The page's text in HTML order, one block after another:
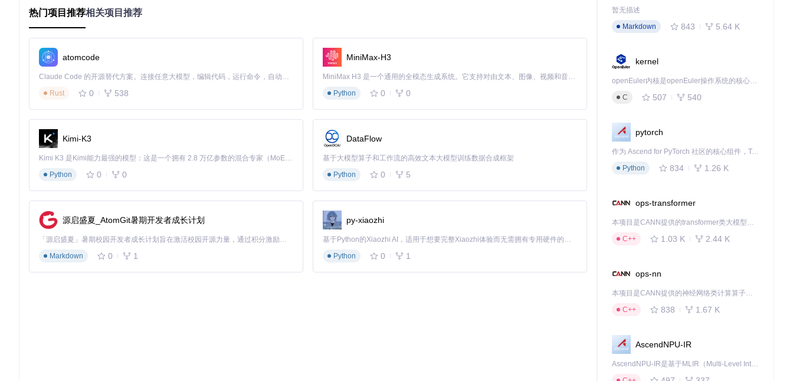
AlphaFold的预测流程可分为四个关键阶段，每个阶段都有明确的输入输出和质量控制节点，确保结果的可靠性与可重复性。
数据准备阶段需要两类核心资源：目标序列与参考数据库。序列文件应为纯文本FASTA格式，数据库则包括UniRef90（进化信息）、MGnify（宏基因组数
据）和PDB（模板结构）。建议通过项目提供的scripts/download_all_data.sh脚本统一获取，该脚本会自动处理数据库格式转换与索引构建。
特征提取阶段是连接序列与模型的桥梁。系统首先使用Jackhmmer和HHblits工具构建MSA，然后通过
特征（如二级结构倾向、溶剂可及性）。这一步的质量直接影响预测精度，建议通过检查MSA深度（理想情况下>1000条序列）和模板覆盖率（>30%）评
结果优化阶段
实现了这一过程，能够减轻预测结构中的空间冲突，优化键长键角等物理参数。精修
前后的结构对比可通过RMSD值评估，通常应小于1Å。
实操小贴士
：预测结果的置信度评估至关重要。pLDDT分数（0-100）反映每个残基的预测可靠性，>90表示高置信度区域；PAE矩阵则显示残基对之
间的位置误差，可用于识别结构域边界。这些指标可通过
alphafold/common/confidence.py 中的函数计算获取。
超越结构预测：AlphaFold的多元化应用场景
AlphaFold的价值远不止于生成结构坐标，其预测结果正在多个研究领域催生创新应用，从基础生物学研究到药物开发都展现出巨大潜力。
药物靶点发现 是最具前景的应用方向之一。通过分析预测结构的表面特征，研究人员可识别潜在的小分子结合口袋。例如，在G蛋白偶联受体（GPCR）
结构中，AlphaFold准确预测了跨膜区域构象，为设计高特异性配体提供了关键信息。实际操作中，可结合PyMOL等工具分析
热门项目推荐相关项目推荐
atomcode
Claude Code 的开源替代方案。连接任意大模型，编辑代码，运行命令，自动验证 — 全自动执行。用 Rust 构建，极致性能。 ｜ An open-source alternative to Claude Code. Connect any LLM, edit code, run commands, and verify changes — autonomously. Built in Rust for speed. Get Started
Rust
0 538
MiniMax-H3
MiniMax H3 是一个通用的全模态生成系统。它支持对由文本、图像、视频和音频组成的多模态上下文进行统一理解，并能生成分辨率高达 2K、时长可达 15 秒的带原生立体声音频的视频。得益于面向任务泛化的系统设计，H3 在预训练阶段就已具备广泛的多模态上下文理解与生成能力，能够出色地执行复杂的多模态指令。
Python
0 0
Kimi-K3
Kimi K3 是Kimi能力最强的模型：这是一个拥有 2.8 万亿参数的混合专家（MoE）模型，具备原生视觉理解能力，并支持 100 万 token 的上下文窗口。
Python
0 0
DataFlow
基于大模型算子和工作流的高效文本大模型训练数据合成框架
Python
0 5
源启盛夏_AtomGit暑期开发者成长计划
「源启盛夏」暑期校园开发者成长计划旨在激活校园开源力量，通过积分激励、认证扶持、资源倾斜等形式，引导高校组织和开发者完成「入驻 — 建项目 — 做贡献 — 获认证 — 得资源」的完整闭环。无论你是想带领社团入驻平台的组织者，还是希望用代码贡献证明自己的开发者，都能在这里找到属于你的成长路径。
Markdown
0 1
py-xiaozhi
基于Python的Xiaozhi AI，适用于想要完整Xiaozhi体验而无需拥有专用硬件的用户。
Python
0 1
暂无描述
Markdown
843 5.64 K
kernel
openEuler内核是openEuler操作系统的核心，既是系统性能与稳定性的基石，也是连接处理器、设备与服务的桥梁。
C
507 540
pytorch
作为 Ascend for PyTorch 社区的核心组件，TorchNPU 是昇腾专为 PyTorch 打造的深度学习适配插件，使 PyTorch 框架能够直接调用昇腾 NPU，为开发者提供昇腾 AI 处理器的超强算力。
Python
834 1.26 K
ops-transformer
本项目是CANN提供的transformer类大模型算子库，实现网络在NPU上加速计算。
C++
1.03 K 2.44 K
ops-nn
本项目是CANN提供的神经网络类计算算子库，实现网络在NPU上加速计算。
C++
838 1.67 K
AscendNPU-IR
AscendNPU-IR是基于MLIR（Multi-Level Intermediate Representation）构建的，面向昇腾亲和算子编译时使用的中间表示，提供昇腾完备表达能力，通过编译优化提升昇腾AI处理器计算效率，支持通过生态框架使能昇腾AI处理器与深度调优